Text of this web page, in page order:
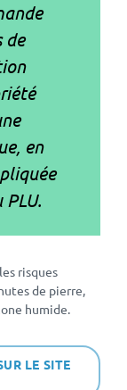
de
en
risques
de pierre,
humide.
LE SITE